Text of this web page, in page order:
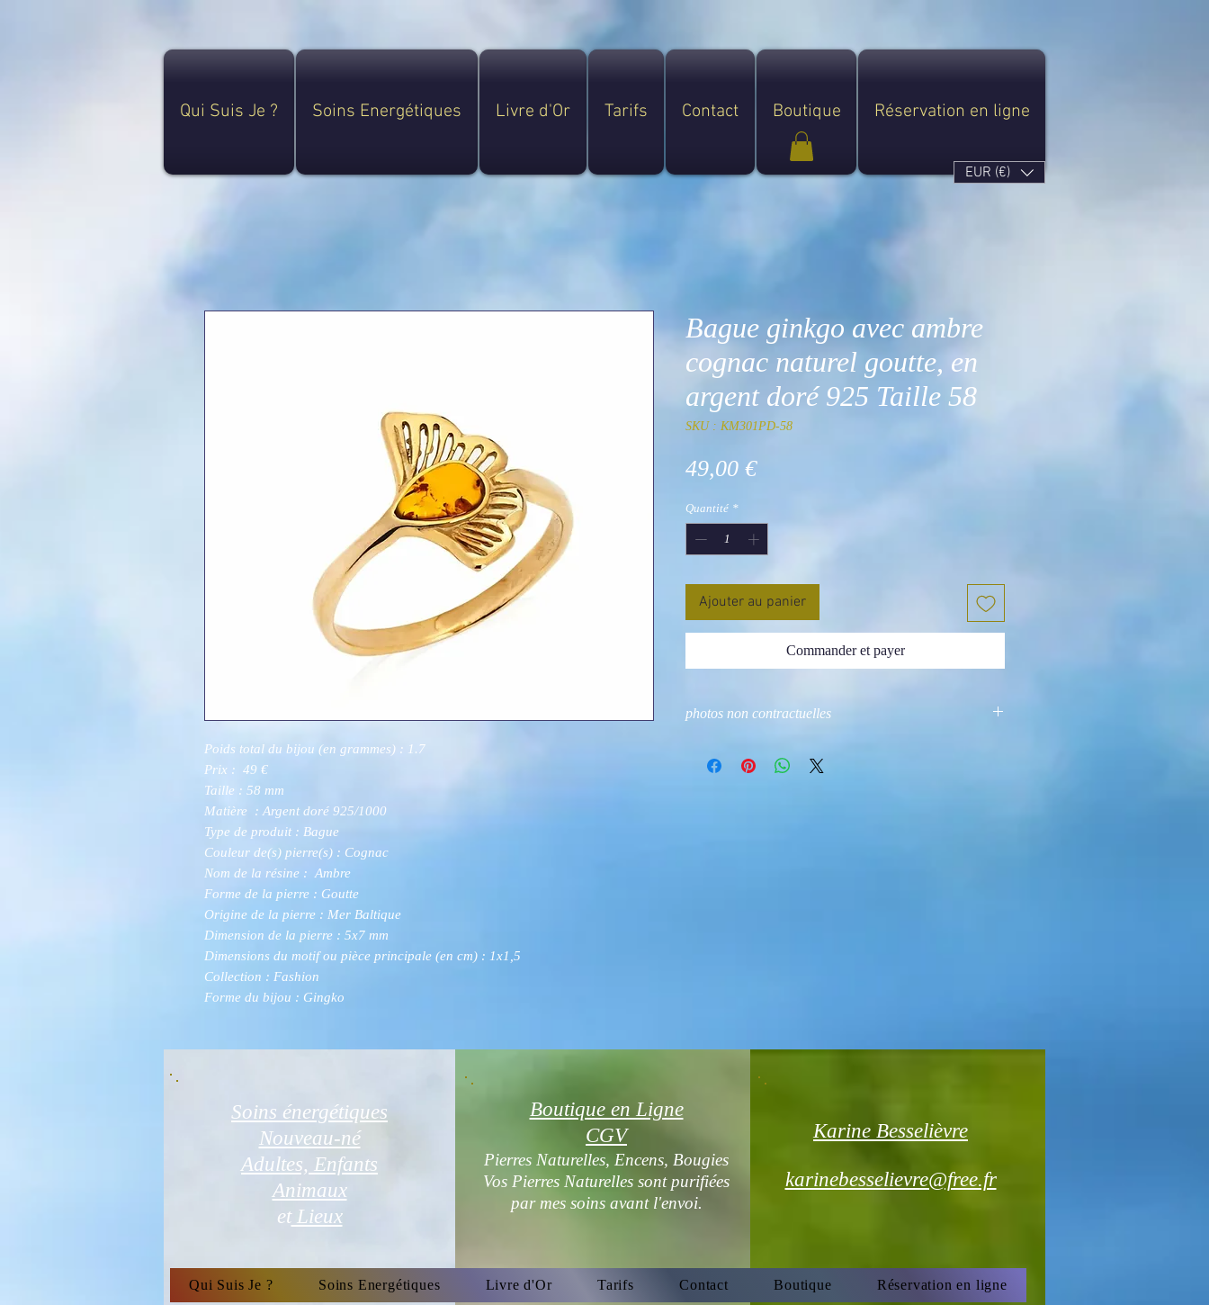
Qui Suis Je ? Soins Energétiques Livre d'Or Tarifs Contact Boutique Réservation en ligne
EUR (€)
Poids total du bijou (en grammes) : 1.7
Prix : 49 €
Taille : 58 mm
Matière : Argent doré 925/1000
Type de produit : Bague
Couleur de(s) pierre(s) : Cognac
Nom de la résine : Ambre
Forme de la pierre : Goutte
Origine de la pierre : Mer Baltique
Dimension de la pierre : 5x7 mm
Dimensions du motif ou pièce principale (en cm) : 1x1,5
Collection : Fashion
Forme du bijou : Gingko
Bague ginkgo avec ambre
cognac naturel goutte, en
argent doré 925 Taille 58
SKU : KM301PD-58
49,00 €Prix
Quantité *
Ajouter au panier
Commander et payer
photos non contractuelles
Soins énergétiques
Nouveau-né
Adultes, Enfants
Animaux
etLieux
Boutique en Ligne
CGV
Pierres Naturelles, Encens, Bougies
Vos Pierres Naturelles sont purifiées
par mes soins avant l'envoi.
Karine Besselièvre
karinebesselievre@free.fr
Qui Suis Je ? Soins Energétiques Livre d'Or Tarifs Contact Boutique Réservation en ligne